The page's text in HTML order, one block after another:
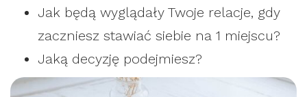
Jak będą wyglądały Twoje relacje, gdy
zaczniesz stawiać siebie na 1 miejscu?
Jaką decyzję podejmiesz?